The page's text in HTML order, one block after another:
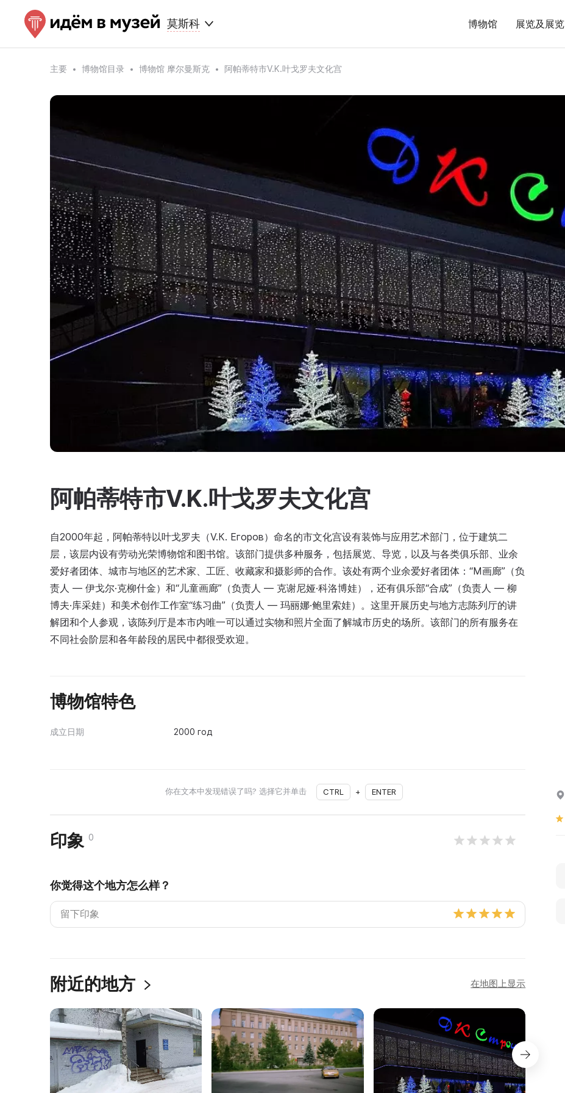
莫斯科 博物馆 展览及展览
主要 博物馆目录 博物馆 摩尔曼斯克 阿帕蒂特市V.K.叶戈罗夫文化宫
阿帕蒂特市V.K.叶戈罗夫文化宫
自2000年起，阿帕蒂特以叶戈罗夫（V.К. Егоров）命名的市文化宫设有装饰与应用艺术部门，位于建筑二
层，该层内设有劳动光荣博物馆和图书馆。该部门提供多种服务，包括展览、导览，以及与各类俱乐部、业余
爱好者团体、城市与地区的艺术家、工匠、收藏家和摄影师的合作。该处有两个业余爱好者团体：“M画廊”（负
责人 — 伊戈尔·克柳什金）和“儿童画廊”（负责人 — 克谢尼娅·科洛博娃），还有俱乐部“合成”（负责人 — 柳
博夫·库采娃）和美术创作工作室“练习曲”（负责人 — 玛丽娜·鲍里索娃）。这里开展历史与地方志陈列厅的讲
解团和个人参观，该陈列厅是本市内唯一可以通过实物和照片全面了解城市历史的场所。该部门的所有服务在
不同社会阶层和各年龄段的居民中都很受欢迎。
博物馆特色
成立日期 2000 год
你在文本中发现错误了吗? 选择它并单击 CTRL + ENTER
印象 0
你觉得这个地方怎么样？
附近的地方 在地图上显示